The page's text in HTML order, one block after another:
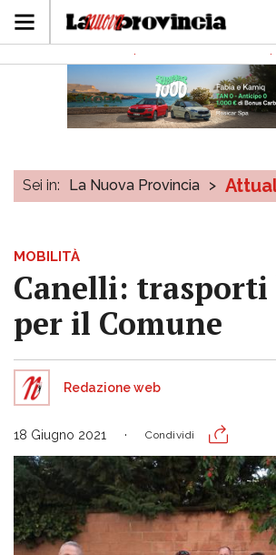
Sei in: La Nuova Provincia >
MOBILITÀ
Canelli: trasporti
per il Comune
Redazione web
18 Giugno 2021 Condividi